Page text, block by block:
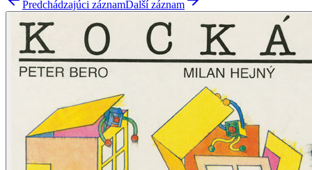
Predchádzajúci záznamĎalší záznam